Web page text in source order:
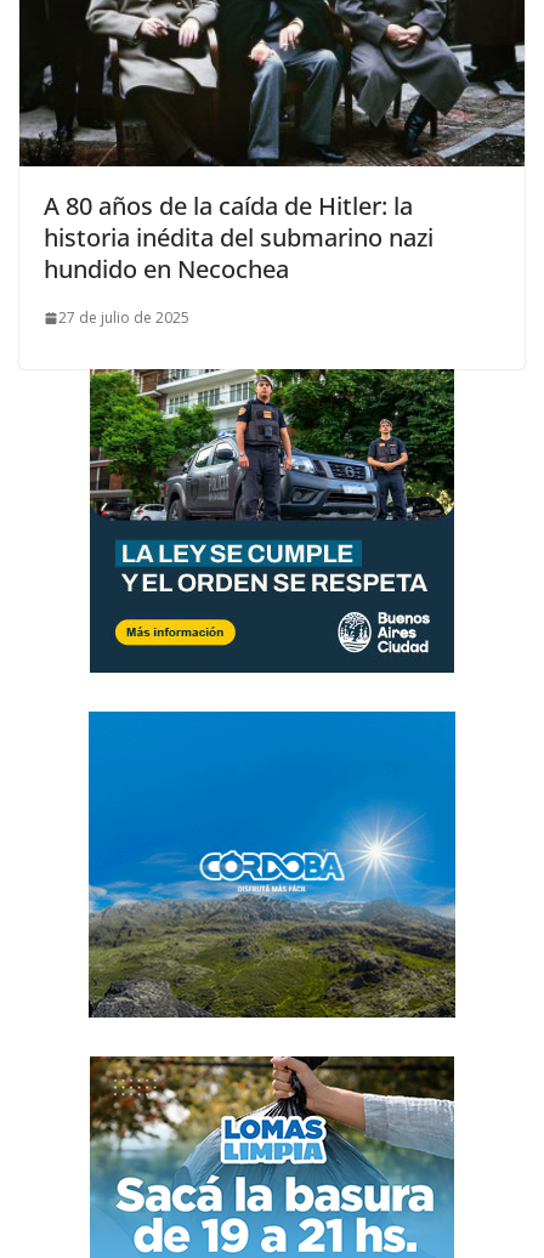
A 80 años de la caída de Hitler: la
historia inédita del submarino nazi
hundido en Necochea
27 de julio de 2025